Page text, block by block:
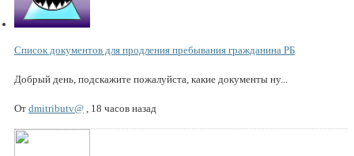
Список документов для продления пребывания гражданина РБ
Добрый день, подскажите пожалуйста, какие документы ну...
От dmitributv@ , 18 часов назад